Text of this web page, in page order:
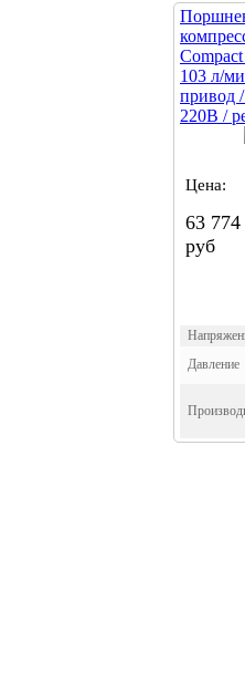
103 л/
привод
220В /
Цена:
63 774
руб
Давление